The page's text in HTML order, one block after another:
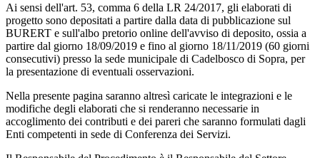
Ai sensi dell'art. 53, comma 6 della LR 24/2017, gli elaborati di
progetto sono depositati a partire dalla data di pubblicazione sul
BURERT e sull'albo pretorio online dell'avviso di deposito, ossia a
partire dal giorno 18/09/2019 e fino al giorno 18/11/2019 (60 giorni
consecutivi) presso la sede municipale di Cadelbosco di Sopra, per
la presentazione di eventuali osservazioni.
Nella presente pagina saranno altresì caricate le integrazioni e le
modifiche degli elaborati che si renderanno necessarie in
accoglimento dei contributi e dei pareri che saranno formulati dagli
Enti competenti in sede di Conferenza dei Servizi.